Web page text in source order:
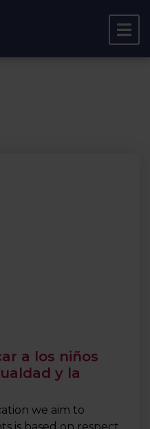
a los niños
y la
we aim to